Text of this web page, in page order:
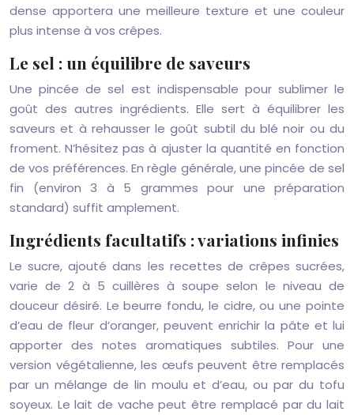
dense apportera une meilleure texture et une couleur
plus intense à vos crêpes.
Le sel : un équilibre de saveurs
Une pincée de sel est indispensable pour sublimer le
goût des autres ingrédients. Elle sert à équilibrer les
saveurs et à rehausser le goût subtil du blé noir ou du
froment. N’hésitez pas à ajuster la quantité en fonction
de vos préférences. En règle générale, une pincée de sel
fin (environ 3 à 5 grammes pour une préparation
standard) suffit amplement.
Ingrédients facultatifs : variations infinies
Le sucre, ajouté dans les recettes de crêpes sucrées,
varie de 2 à 5 cuillères à soupe selon le niveau de
douceur désiré. Le beurre fondu, le cidre, ou une pointe
d’eau de fleur d’oranger, peuvent enrichir la pâte et lui
apporter des notes aromatiques subtiles. Pour une
version végétalienne, les œufs peuvent être remplacés
par un mélange de lin moulu et d’eau, ou par du tofu
soyeux. Le lait de vache peut être remplacé par du lait